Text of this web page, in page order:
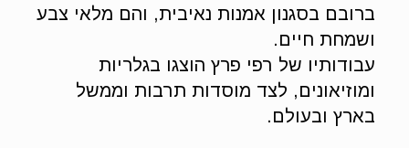
ברובם בסגנון אמנות נאיבית, והם מלאי צבע
ושמחת חיים.
עבודותיו של רפי פרץ הוצגו בגלריות
ומוזיאונים, לצד מוסדות תרבות וממשל
בארץ ובעולם.